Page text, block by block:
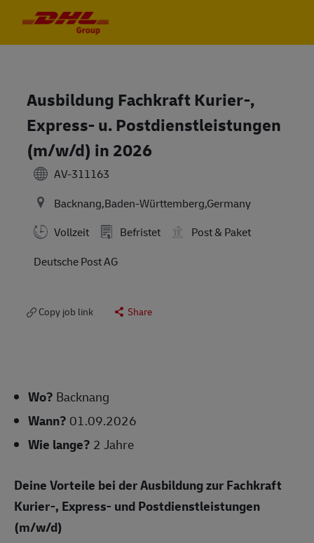
Ausbildung Fachkraft Kurier-,
Express- u. Postdienstleistungen
(m/w/d) in 2026
AV-311163
Backnang,Baden-Württemberg,Germany
Vollzeit
Befristet
Post & Paket
Deutsche Post AG
Copy job link Share
Wo? Backnang
Wann? 01.09.2026
Wie lange? 2 Jahre
Deine Vorteile bei der Ausbildung zur Fachkraft
Kurier-, Express- und Postdienstleistungen
(m/w/d)